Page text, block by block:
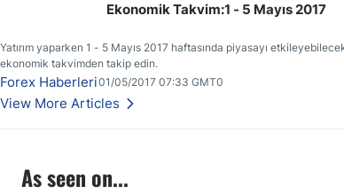
Ekonomik Takvim:1 - 5 Mayıs 2017
Yatırım yaparken 1 - 5 Mayıs 2017 haftasında piyasayı etkileyebilecek olayları
ekonomik takvimden takip edin.
Forex Haberleri01/05/2017 07:33 GMT0
View More Articles
As seen on...